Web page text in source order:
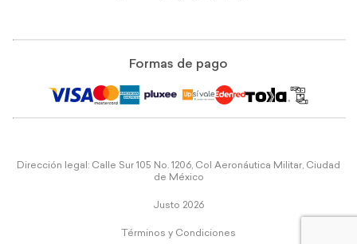
Formas de pago
Dirección legal: Calle Sur 105 No. 1206, Col Aeronáutica Militar, Ciudad
de México
Justo 2026
Términos y Condiciones